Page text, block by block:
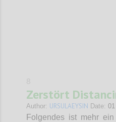
Zerstört
Author: URSULAEYSIN Date:
Folgendes ist mehr